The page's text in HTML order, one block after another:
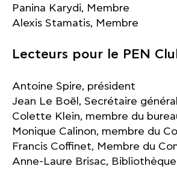
Panina Karydi, Membre
Alexis Stamatis, Membre
Lecteurs pour le PEN
Antoine Spire, président
Jean Le Boël, Secrétaire général
Colette Klein, membre du
Monique Calinon, membre du
Francis Coffinet, Membre du
Anne-Laure Brisac,